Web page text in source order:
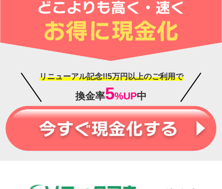
リニューアル記念!!5万円以上のご利用で
換金率5%UP中